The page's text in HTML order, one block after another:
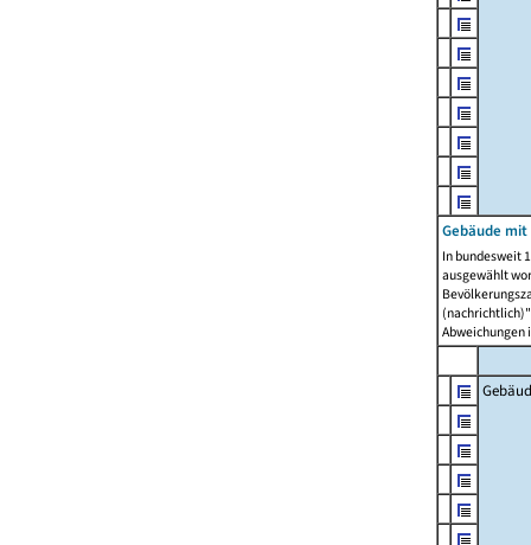
Gebäude mit
In bundesweit
ausgewählt
Abweichungen